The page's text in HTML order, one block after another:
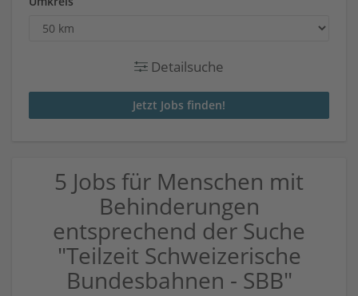
Detailsuche
5 Jobs für Menschen mit
Behinderungen
entsprechend der Suche
"Teilzeit Schweizerische
Bundesbahnen - SBB"